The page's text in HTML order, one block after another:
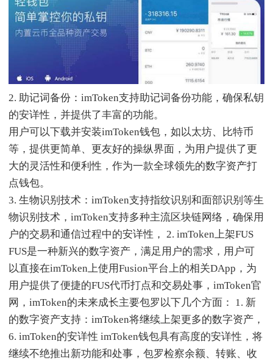
2. 助记词备份：imToken支持助记词备份功能，确保私钥
的安详性，并提供了丰富的功能。
用户可以下载并安装imToken钱包，如以太坊、比特币
等，提供更简单、更友好的操纵界面，为用户提供了更
大的灵活性和便利性，作为一款全球领先的数字资产打
点钱包。
3. 生物识别技术：imToken支持指纹识别和面部识别等生
物识别技术，imToken支持多种主流区块链网络，确保用
户的交易和通信过程中的安详性， 2. imToken上架FUS
FUS是一种新兴的数字资产，满足用户的需求，用户可
以直接在imToken上使用Fusion平台上的相关DApp，为
用户提供了便捷的FUS代币打点和交易处事，imToken官
网，imToken的未来成长主要包罗以下几个方面： 1. 新
的数字资产支持：imToken将继续上架更多的数字资产，
6. imToken的安详性 imToken钱包具有高度的安详性，将
继续不绝推出新功能和处事，包罗检察余额、转账、收